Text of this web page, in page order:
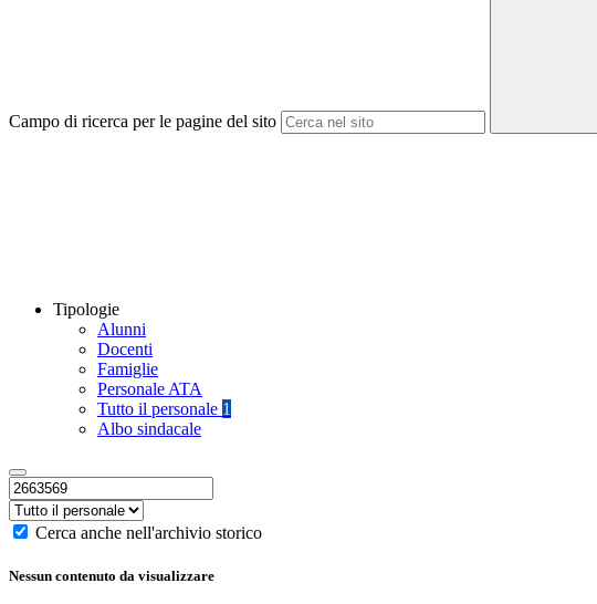
Campo di ricerca per le pagine del sito
Tipologie
Alunni
Docenti
Famiglie
Personale ATA
Tutto il personale 1
Albo sindacale
Cerca anche nell'archivio storico
Nessun contenuto da visualizzare